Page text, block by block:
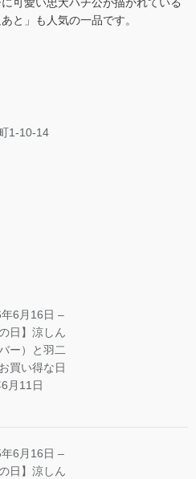
と」も人気の一品です。
1-10-14
年6月16日 –
日】涼しん
ー）と羽二
買い得な日
月11日
年6月16日 –
日】涼しん